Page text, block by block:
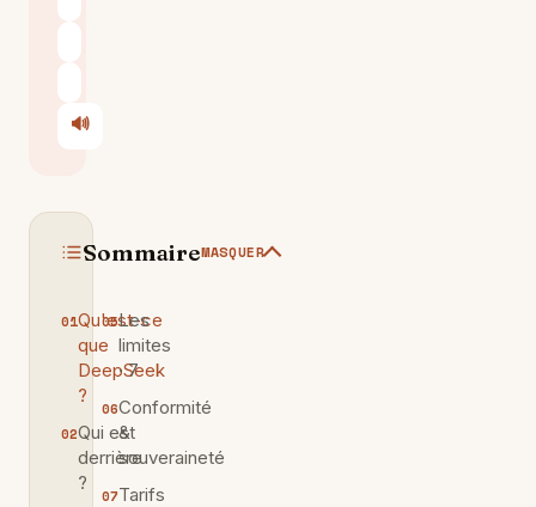
Claude
Perplexity
Le Chat
🔊
Écouter
SommaireMASQUER
Qu'est-ce
que
DeepSeek
?
Qui est
derrière
?
Les
limites
· 7
Conformité
&
souveraineté
Tarifs